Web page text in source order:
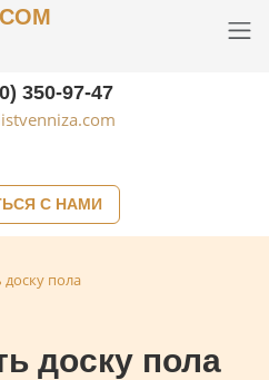
С НАМИ
350-97-47
пола
доску пола